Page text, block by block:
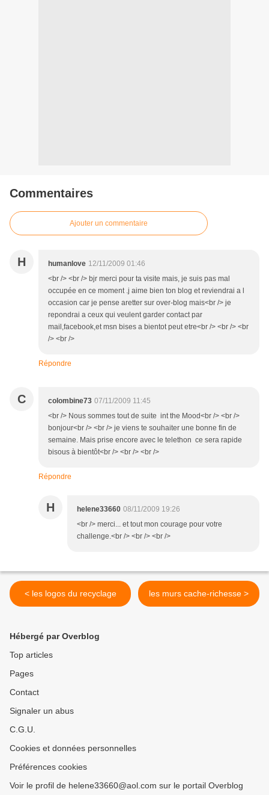
Commentaires
Ajouter un commentaire
H humanlove 12/11/2009 01:46
<br /> <br /> bjr merci pour ta visite mais, je suis pas mal
occupée en ce moment .j aime bien ton blog et reviendrai a l
occasion car je pense aretter sur over-blog mais<br /> je
repondrai a ceux qui veulent garder contact par
mail,facebook,et msn bises a bientot peut etre<br /> <br /> <br
/> <br />
Répondre
C colombine73 07/11/2009 11:45
<br /> Nous sommes tout de suite int the Mood<br /> <br />
bonjour<br /> <br /> je viens te souhaiter une bonne fin de
semaine. Mais prise encore avec le telethon ce sera rapide
bisous à bientôt<br /> <br /> <br />
Répondre
H helene33660 08/11/2009 19:26
<br /> merci... et tout mon courage pour votre
challenge.<br /> <br /> <br />
< les logos du recyclage les murs cache-richesse >
Hébergé par Overblog
Top articles
Pages
Contact
Signaler un abus
C.G.U.
Cookies et données personnelles
Préférences cookies
Voir le profil de helene33660@aol.com sur le portail Overblog